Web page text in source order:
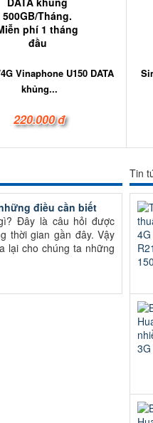
Vinaphone U150 DATA
khủng...
220.000 đ
điều cần biết
Đây là câu hỏi được
thời gian gần đây. Vậy
lại cho chúng ta những
Tin